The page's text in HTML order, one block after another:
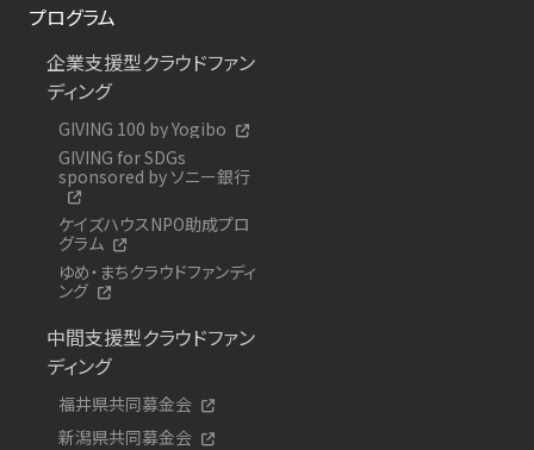
プログラム
企業支援型クラウドファン
ディング
GIVING 100 by Yogibo
GIVING for SDGs
sponsored by ソニー銀行
ケイズハウスNPO助成プロ
グラム
ゆめ・まちクラウドファンディ
ング
中間支援型クラウドファン
ディング
福井県共同募金会
新潟県共同募金会